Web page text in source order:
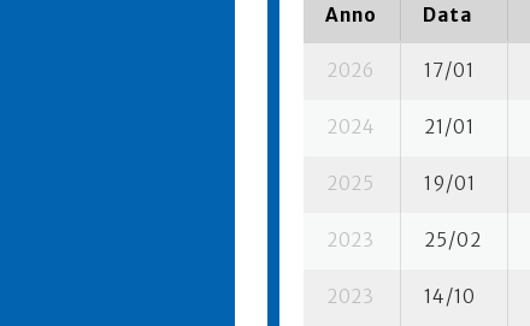
Anno Data
2026 17/01
2024 21/01
2025 19/01
2023 25/02
2023 14/10